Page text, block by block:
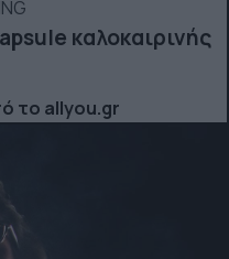
καλοκαιρινής
το allyou.gr